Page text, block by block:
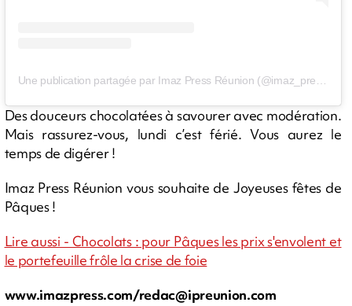
Des douceurs chocolatées à savourer avec modération.
Mais rassurez-vous, lundi c’est férié. Vous aurez le
temps de digérer !
Imaz Press Réunion vous souhaite de Joyeuses fêtes de
Pâques !
Lire aussi - Chocolats : pour Pâques les prix s'envolent et
le portefeuille frôle la crise de foie
www.imazpress.com/redac@ipreunion.com